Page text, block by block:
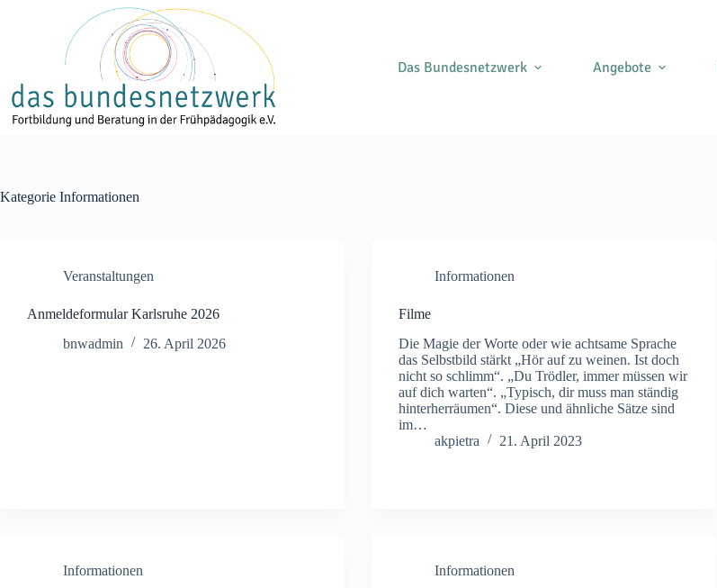
Das Bundesnetzwerk Angebote
Kategorie Informationen
Veranstaltungen
Anmeldeformular Karlsruhe 2026
bnwadmin
26. April 2026
Informationen
Filme
Die Magie der Worte oder wie achtsame Sprache
das Selbstbild stärkt „Hör auf zu weinen. Ist doch
nicht so schlimm“. „Du Trödler, immer müssen wir
auf dich warten“. „Typisch, dir muss man ständig
hinterherräumen“. Diese und ähnliche Sätze sind
im…
akpietra
21. April 2023
Informationen Informationen